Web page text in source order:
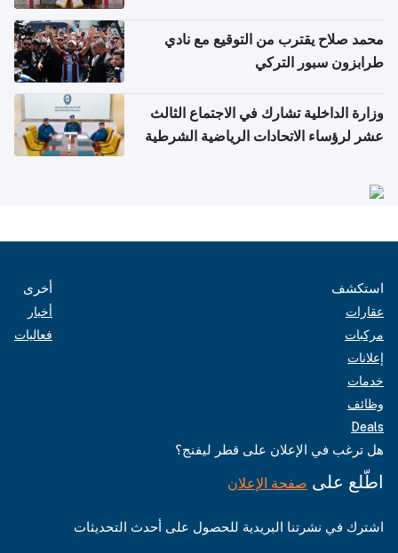
محمد صلاح يقترب من التوقيع مع نادي
طرابزون سبور التركي
وزارة الداخلية تشارك في الاجتماع الثالث
عشر لرؤساء الاتحادات الرياضية الشرطية
استكشف
عقارات
مركبات
إعلانات
خدمات
وظائف
Deals
أخرى
أخبار
فعاليات
هل ترغب في الإعلان على قطر ليفنج؟
اطّلع على صفحة الإعلان
اشترك في نشرتنا البريدية للحصول على أحدث التحديثات